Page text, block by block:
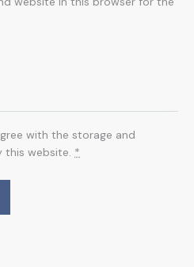
with the storage and
this website. *